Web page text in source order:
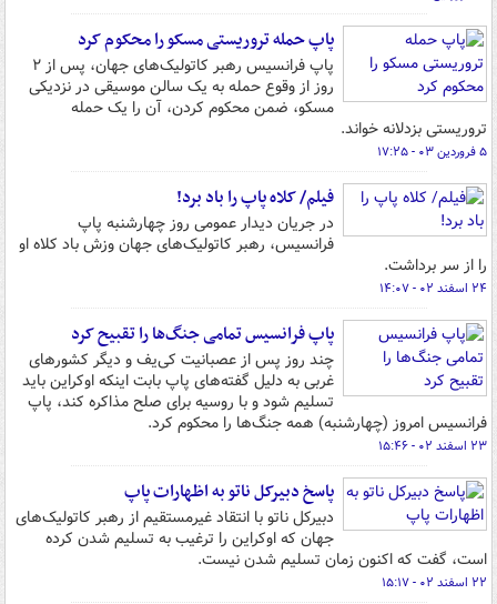
پاپ حمله تروریستی مسکو را محکوم کرد
پاپ فرانسیس رهبر کاتولیک‌های جهان، پس از ۲
روز از وقوع حمله به یک سالن موسیقی در نزدیکی
مسکو، ضمن محکوم کردن، آن را یک حمله
تروریستی بزدلانه خواند.
۵ فروردین ۰۳ - ۱۷:۲۵
فیلم/ کلاه پاپ را باد برد!
در جریان دیدار عمومی روز چهارشنبه پاپ
فرانسیس، رهبر کاتولیک‌های جهان وزش باد کلاه او
را از سر برداشت.
۲۴ اسفند ۰۲ - ۱۴:۰۷
پاپ فرانسیس تمامی جنگ‌ها را تقبیح کرد
چند روز پس از عصبانیت کی‌یف و دیگر کشورهای
غربی به دلیل گفته‌های پاپ بابت اینکه اوکراین باید
تسلیم شود و با روسیه برای صلح مذاکره کند، پاپ
فرانسیس امروز (چهارشنبه) همه جنگ‌ها را محکوم کرد.
۲۳ اسفند ۰۲ - ۱۵:۴۶
پاسخ دبیرکل ناتو به اظهارات پاپ
دبیرکل ناتو با انتقاد غیرمستقیم از رهبر کاتولیک‌های
جهان که اوکراین را ترغیب به تسلیم شدن کرده
است، گفت که اکنون زمان تسلیم شدن نیست.
۲۲ اسفند ۰۲ - ۱۵:۱۷